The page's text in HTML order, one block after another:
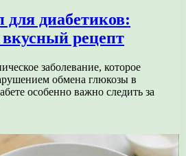
диабетиков:
рецепт
заболевание, которое
обмена глюкозы в
особенно важно следить за